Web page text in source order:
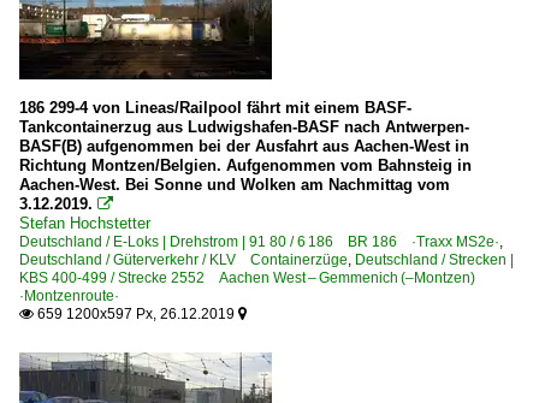
186 299-4 von Lineas/Railpool fährt mit einem BASF-
Tankcontainerzug aus Ludwigshafen-BASF nach Antwerpen-
BASF(B) aufgenommen bei der Ausfahrt aus Aachen-West in
Richtung Montzen/Belgien. Aufgenommen vom Bahnsteig in
Aachen-West. Bei Sonne und Wolken am Nachmittag vom
3.12.2019. 
Stefan Hochstetter
Deutschland / E-Loks | Drehstrom | 91 80 / 6 186 BR 186 ·Traxx MS2e·,
Deutschland / Güterverkehr / KLV Containerzüge, Deutschland / Strecken |
KBS 400-499 / Strecke 2552 Aachen West – Gemmenich (–Montzen)
·Montzenroute·
 659 1200x597 Px, 26.12.2019 